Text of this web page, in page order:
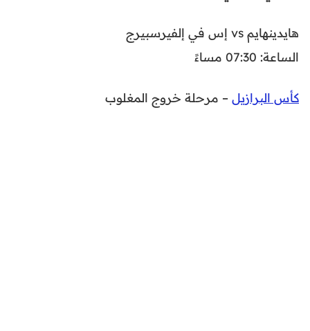
هايدينهايم vs إس في إلفيرسبيرج
الساعة: 07:30 مساءً
كأس البرازيل – مرحلة خروج المغلوب